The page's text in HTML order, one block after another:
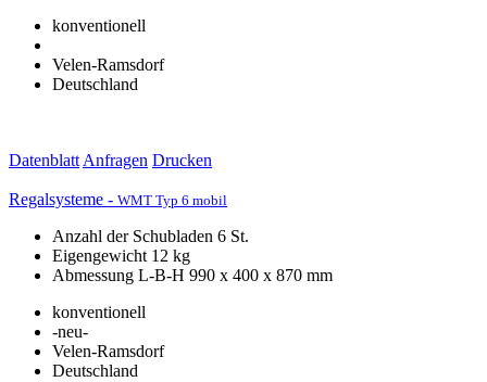
konventionell
Velen-Ramsdorf
Deutschland
Datenblatt Anfragen Drucken
Regalsysteme - WMT Typ 6 mobil
Anzahl der Schubladen 6 St.
Eigengewicht 12 kg
Abmessung L-B-H 990 x 400 x 870 mm
konventionell
-neu-
Velen-Ramsdorf
Deutschland